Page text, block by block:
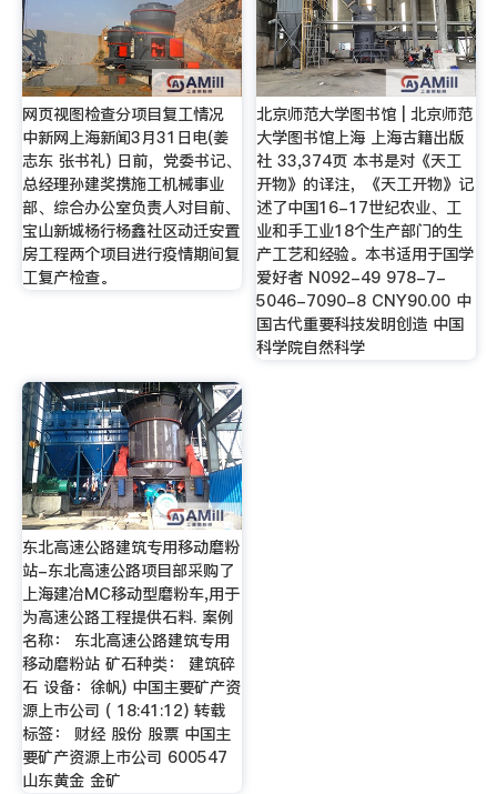
网页视图检查分项目复工情况
中新网上海新闻3月31日电(姜
志东 张书礼) 日前，党委书记、
总经理孙建奖携施工机械事业
部、综合办公室负责人对目前、
宝山新城杨行杨鑫社区动迁安置
房工程两个项目进行疫情期间复
工复产检查。
北京师范大学图书馆 | 北京师范
大学图书馆上海 上海古籍出版
社 33,374页 本书是对《天工
开物》的译注，《天工开物》记
述了中国16-17世纪农业、工
业和手工业18个生产部门的生
产工艺和经验。本书适用于国学
爱好者 N092-49 978-7-
5046-7090-8 CNY90.00 中
国古代重要科技发明创造 中国
科学院自然科学
东北高速公路建筑专用移动磨粉
站-东北高速公路项目部采购了
上海建冶MC移动型磨粉车,用于
为高速公路工程提供石料. 案例
名称： 东北高速公路建筑专用
移动磨粉站 矿石种类： 建筑碎
石 设备：徐帆) 中国主要矿产资
源上市公司 ( 18:41:12) 转载
标签： 财经 股份 股票 中国主
要矿产资源上市公司 600547
山东黄金 金矿